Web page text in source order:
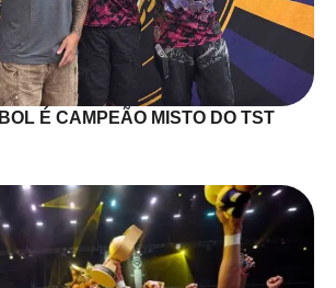
É CAMPEÃO MISTO DO TST